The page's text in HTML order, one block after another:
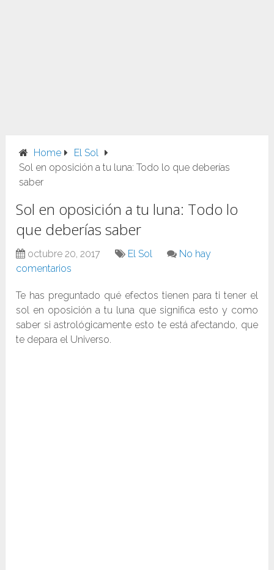
Home
El Sol
Sol en oposición a tu luna: Todo lo que deberías
saber
Sol en oposición a tu luna: Todo lo
que deberías saber
octubre 20, 2017 El Sol
No hay
comentarios
Te has preguntado qué efectos tienen para ti tener el
sol en oposición a tu luna que significa esto y como
saber si astrológicamente esto te está afectando, que
te depara el Universo.